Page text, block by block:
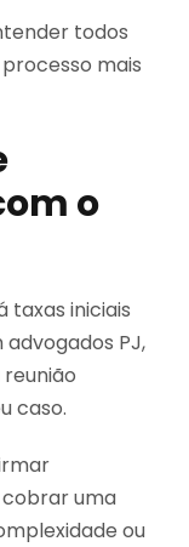
todos
mais
o
iniciais
PJ,
caso.
uma
ou